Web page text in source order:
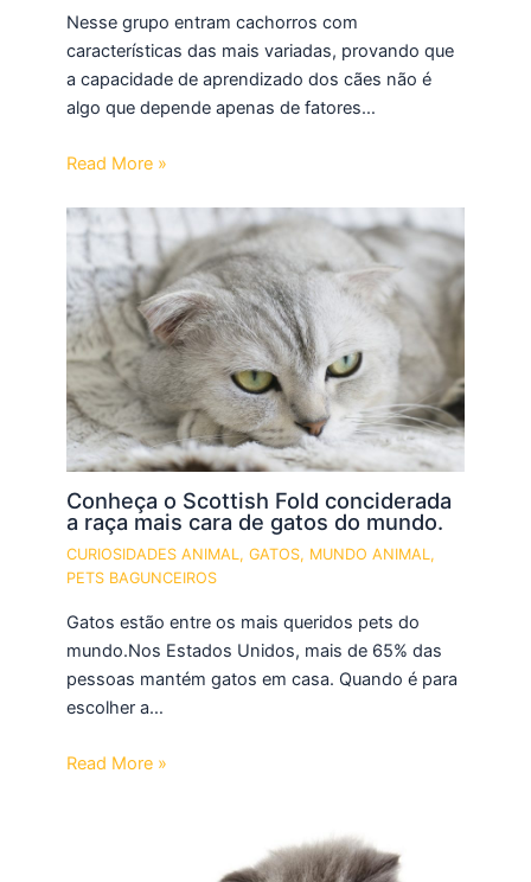
Nesse grupo entram cachorros com
características das mais variadas, provando que
a capacidade de aprendizado dos cães não é
algo que depende apenas de fatores…
Read More »
Conheça o Scottish Fold conciderada
a raça mais cara de gatos do mundo.
CURIOSIDADES ANIMAL,GATOS, MUNDO ANIMAL,
PETS BAGUNCEIROS
Gatos estão entre os mais queridos pets do
mundo.Nos Estados Unidos, mais de 65% das
pessoas mantém gatos em casa. Quando é para
escolher a…
Read More »